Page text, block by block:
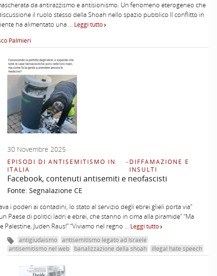
da antirazzismo e antisionismo. Un fenomeno eterogeneo che
il ruolo stesso della Shoah nello spazio pubblico Il conflitto in
ha alimentato una … Leggi tutto
Palmieri
30 Novembre 2025
EPISODI DI ANTISEMITISMO IN
ITALIA
–DIFFAMAZIONE E
INSULTI
Facebook, contenuti antisemiti e neofascisti
Fonte: Segnalazione CE
i poderi ai contadini, lo stato al servizio degli ebrei glieli porta via”
un Paese di politici ladri e ebrei, che stanno in cima alla piramide” “Ma
Palestine, Juden Raus!” “Viviamo nel regno … Leggi tutto
antigiudaismo
antisemitismo legato ad Israele
antisemitismo nel web
banalizzazione della shoah illegal hate speech